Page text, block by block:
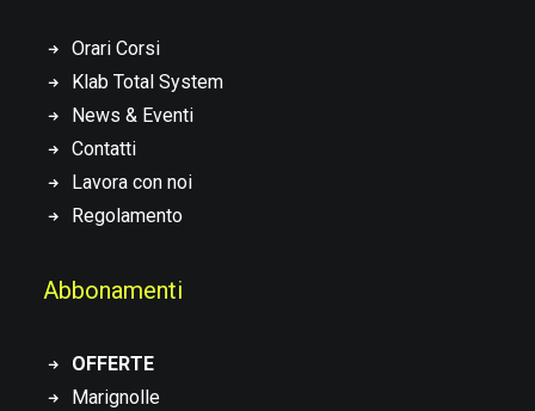
Orari Corsi
Klab Total System
News & Eventi
Contatti
Lavora con noi
Regolamento
Abbonamenti
OFFERTE
Marignolle